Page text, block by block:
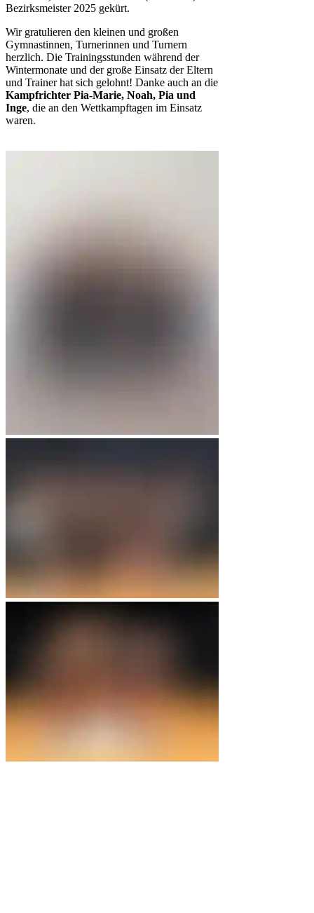
Bezirksmeister 2025 gekürt.
Wir gratulieren den kleinen und großen
Gymnastinnen, Turnerinnen und Turnern
herzlich. Die Trainingsstunden während der
Wintermonate und der große Einsatz der Eltern
und Trainer hat sich gelohnt! Danke auch an die
Kampfrichter Pia-Marie, Noah, Pia und
Inge, die an den Wettkampftagen im Einsatz
waren.